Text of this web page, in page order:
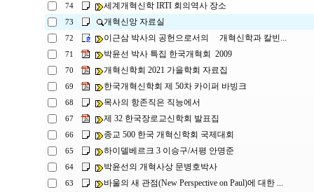
74 세계개혁신학 IRTI 회의역사 장소
73 개혁신앙 자료실
72 이근삼 박사의 공헌으로서의 개혁신학과 칼빈...
71 박윤선 박사 특집 한국개혁회 2009
70 개혁신학회 2021 가을학회 자료집
69 한국개혁신학회 제 50차 카이퍼 바빙크
68 목사의 항존직은 직능에서
67 제 32 한국장로교신학회 발표집
66 종교 500 한국 개혁신학회 국제대회
65 하이델베르크 3 이승구/서평 안명준
64 박윤선의 개혁사상 문병호박사
63 바울의 새 관점(New Perspective on Paul)에 대한 ...